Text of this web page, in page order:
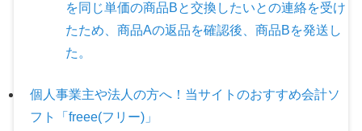
を同じ単価の商品Bと交換したいとの連絡を受け
たため、商品Aの返品を確認後、商品Bを発送し
た。
個人事業主や法人の方へ！当サイトのおすすめ会計ソ
フト「freee(フリー)」